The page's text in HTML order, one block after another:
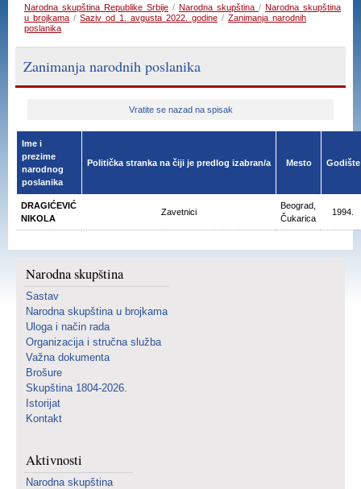
Narodna skupština Republike Srbije / Narodna skupština / Narodna skupština
u brojkama / Saziv od 1. avgusta 2022. godine / Zanimanja narodnih
poslanika
Zanimanja narodnih poslanika
Vratite se nazad na spisak
Ime i
prezime
narodnog
poslanika
Politička stranka na čiji je predlog izabran/a Mesto Godište
DRAGIĆEVIĆ
NIKOLA
Zavetnici
Beograd,
Čukarica
1994.
Narodna skupština
Sastav
Narodna skupština u brojkama
Uloga i način rada
Organizacija i stručna služba
Važna dokumenta
Brošure
Skupština 1804-2026.
Istorijat
Kontakt
Aktivnosti
Narodna skupština